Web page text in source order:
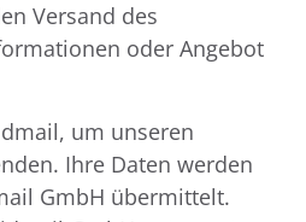
Versand des
oder Angebot
um unseren
Ihre Daten werden
GmbH übermittelt.